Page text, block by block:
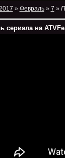
» Февраль » 7 »
сериала на